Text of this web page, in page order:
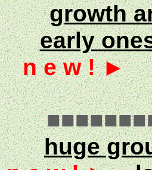
growth
early
n e w ! ►
huge